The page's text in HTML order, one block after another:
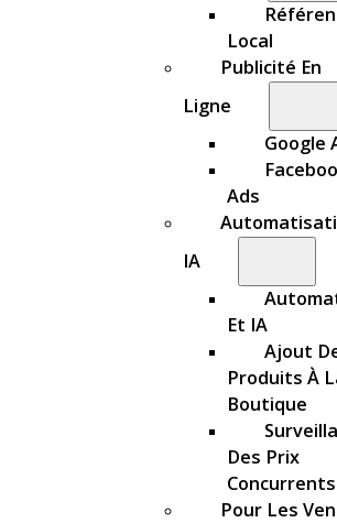
Local
Publicité En
Ligne
Google
Ads
IA
Et IA
Ajout
Produits À
Boutique
Des Prix
Concurrents
Pour Les